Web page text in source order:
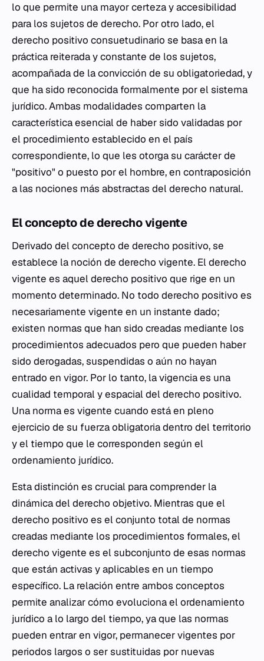
lo que permite una mayor certeza y accesibilidad
para los sujetos de derecho. Por otro lado, el
derecho positivo consuetudinario se basa en la
práctica reiterada y constante de los sujetos,
acompañada de la convicción de su obligatoriedad, y
que ha sido reconocida formalmente por el sistema
jurídico. Ambas modalidades comparten la
característica esencial de haber sido validadas por
el procedimiento establecido en el país
correspondiente, lo que les otorga su carácter de
"positivo" o puesto por el hombre, en contraposición
a las nociones más abstractas del derecho natural.
El concepto de derecho vigente
Derivado del concepto de derecho positivo, se
establece la noción de derecho vigente. El derecho
vigente es aquel derecho positivo que rige en un
momento determinado. No todo derecho positivo es
necesariamente vigente en un instante dado;
existen normas que han sido creadas mediante los
procedimientos adecuados pero que pueden haber
sido derogadas, suspendidas o aún no hayan
entrado en vigor. Por lo tanto, la vigencia es una
cualidad temporal y espacial del derecho positivo.
Una norma es vigente cuando está en pleno
ejercicio de su fuerza obligatoria dentro del territorio
y el tiempo que le corresponden según el
ordenamiento jurídico.
Esta distinción es crucial para comprender la
dinámica del derecho objetivo. Mientras que el
derecho positivo es el conjunto total de normas
creadas mediante los procedimientos formales, el
derecho vigente es el subconjunto de esas normas
que están activas y aplicables en un tiempo
específico. La relación entre ambos conceptos
permite analizar cómo evoluciona el ordenamiento
jurídico a lo largo del tiempo, ya que las normas
pueden entrar en vigor, permanecer vigentes por
periodos largos o ser sustituidas por nuevas